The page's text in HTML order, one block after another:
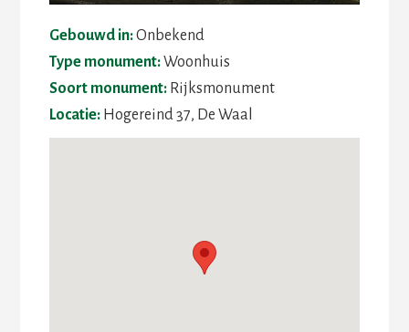
Gebouwd in:Onbekend
Type monument:Woonhuis
Soort monument:Rijksmonument
Locatie:Hogereind 37, De Waal